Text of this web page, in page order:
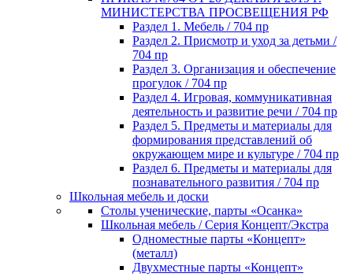
МИНИСТЕРСТВА ПРОСВЕЩЕНИЯ РФ
Раздел 1. Мебель / 704 пр
Раздел 2. Присмотр и уход за детьми /
704 пр
Раздел 3. Организация и обеспечение
прогулок / 704 пр
Раздел 4. Игровая, коммуникативная
деятельность и развитие речи / 704 пр
Раздел 5. Предметы и материалы для
формирования представлений об
окружающем мире и культуре / 704 пр
Раздел 6. Предметы и материалы для
познавательного развития / 704 пр
Школьная мебель и доски
Столы ученические, парты «Осанка»
Школьная мебель / Серия Концепт/Экстра
Одноместные парты «Концепт»
(металл)
Двухместные парты «Концепт»